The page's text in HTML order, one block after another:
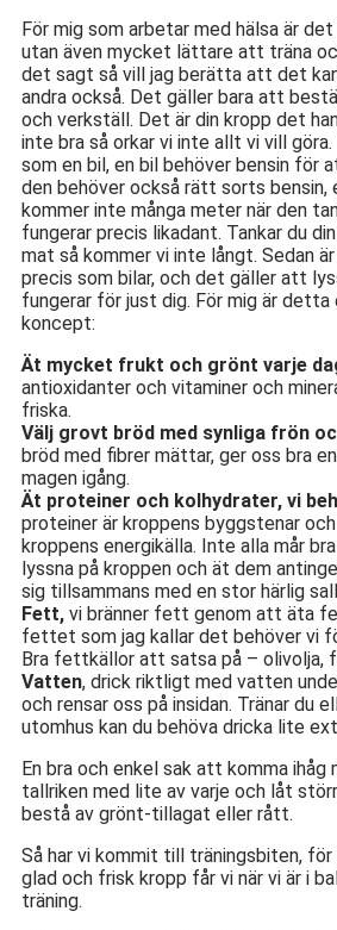
För mig som arbetar med hälsa är
utan även mycket lättare att träna
det sagt så vill jag berätta att det
andra också. Det gäller bara att
och verkställ. Det är din kropp det
inte bra så orkar vi inte allt vi vill
som en bil, en bil behöver bensin för
den behöver också rätt sorts bensin,
kommer inte många meter när den
fungerar precis likadant. Tankar du
mat så kommer vi inte långt. Sedan
precis som bilar, och det gäller att
fungerar för just dig. För mig är detta
koncept:
Ät mycket frukt och grönt varje
antioxidanter och vitaminer och
friska.
Välj grovt bröd med synliga frön
bröd med fibrer mättar, ger oss bra
magen igång.
Ät proteiner och kolhydrater, vi
proteiner är kroppens byggstenar
kroppens energikälla. Inte alla mår
lyssna på kroppen och ät dem
sig tillsammans med en stor härlig
Fett, vi bränner fett genom att äta
fettet som jag kallar det behöver vi
Bra fettkällor att satsa på – olivolja,
Vatten, drick riktligt med vatten
och rensar oss på insidan. Tränar du
utomhus kan du behöva dricka lite
En bra och enkel sak att komma
tallriken med lite av varje och låt
bestå av grönt-tillagat eller rått.
Så har vi kommit till träningsbiten, för
glad och frisk kropp får vi när vi är i
träning.